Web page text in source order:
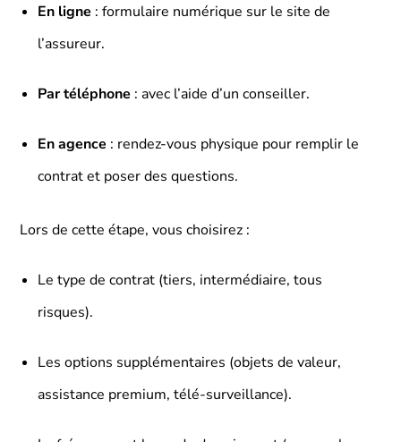
En ligne : formulaire numérique sur le site de
l’assureur.
Par téléphone : avec l’aide d’un conseiller.
En agence : rendez-vous physique pour remplir le
contrat et poser des questions.
Lors de cette étape, vous choisirez :
Le type de contrat (tiers, intermédiaire, tous
risques).
Les options supplémentaires (objets de valeur,
assistance premium, télé-surveillance).